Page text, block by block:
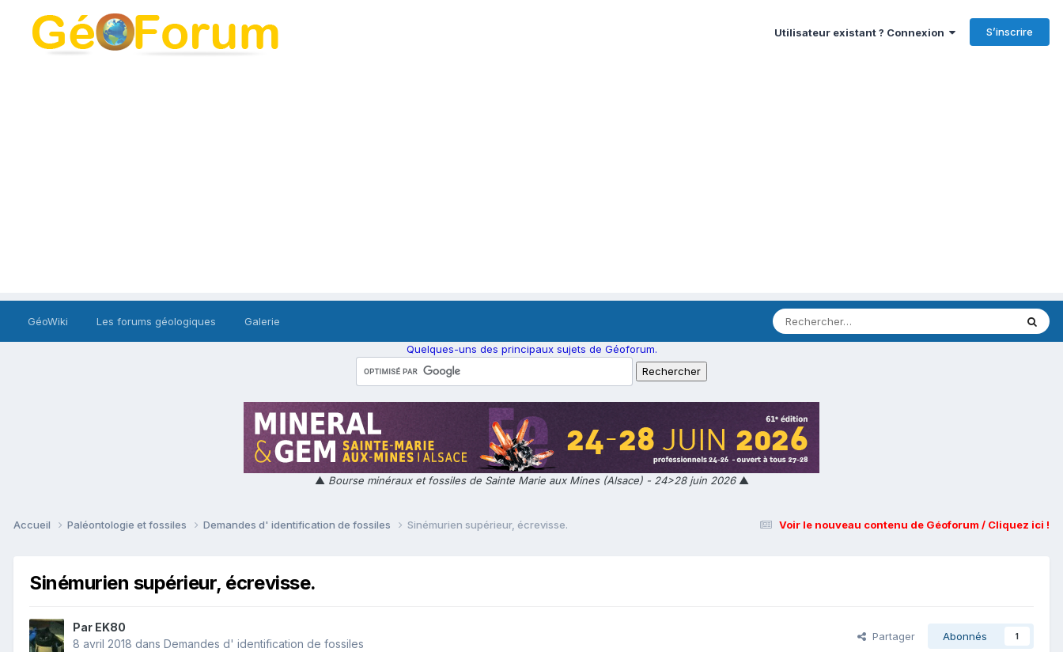
Utilisateur existant ? Connexion S’inscrire
GéoWiki Les forums géologiques Galerie
Quelques-uns des principaux sujets de Géoforum.
▲ Bourse minéraux et fossiles de Sainte Marie aux Mines (Alsace) - 24>28 juin 2026▲
Voir le nouveau contenu de Géoforum / Cliquez ici !
Accueil Paléontologie et fossiles Demandes d' identification de fossiles Sinémurien supérieur, écrevisse.
Sinémurien supérieur, écrevisse.
Par EK80
8 avril 2018 dans Demandes d' identification de fossiles
Partager Abonnés 1